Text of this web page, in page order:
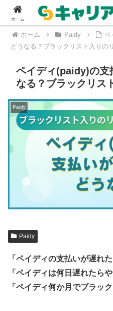
ホーム Paidy
ペ
どうなる？ブラックリスト入りの
ペイディ(paidy)の支
なる？ブラックリス
Paidy
Paidy
「ペイディの支払いが遅れ
「ペイディは何日遅れたらや
「ペイディ何か月でブラッ
ホーム